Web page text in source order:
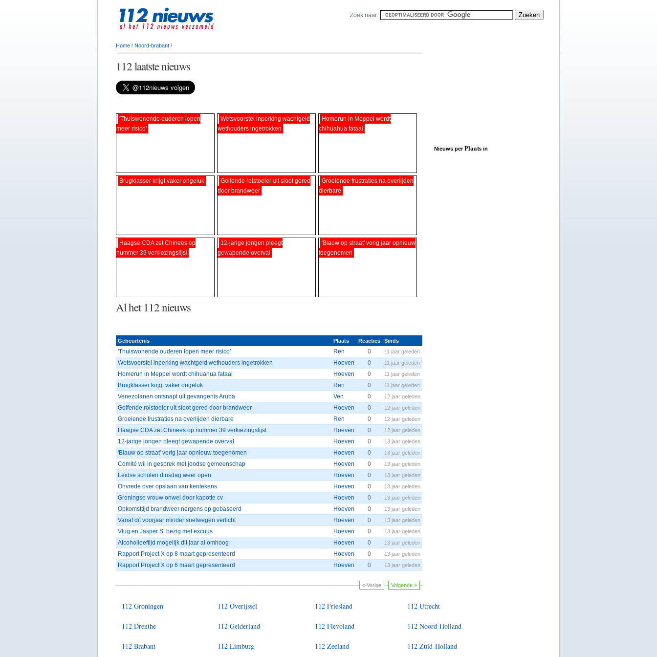
Zoek naar:
Home / Noord-brabant /
112 laatste nieuws
'Thuiswonende ouderen lopen
meer risico'
Wetsvoorstel inperking wachtgeld
wethouders ingetrokken
Homerun in Meppel wordt
chihuahua fataal
Brugklasser krijgt vaker ongeluk
Golfende rolstoeler uit sloot gered
door brandweer
Groeiende frustraties na overlijden
dierbare
Haagse CDA zet Chinees op
nummer 39 verkiezingslijst
12-jarige jongen pleegt
gewapende overval
'Blauw op straat' vorig jaar opnieuw
toegenomen
Al het 112 nieuws
Gebeurtenis Plaats Reacties Sinds
'Thuiswonende ouderen lopen meer risico' Ren 0 11 jaar geleden
Wetsvoorstel inperking wachtgeld wethouders ingetrokken Hoeven 0 11 jaar geleden
Homerun in Meppel wordt chihuahua fataal Hoeven 0 11 jaar geleden
Brugklasser krijgt vaker ongeluk Ren 0 11 jaar geleden
Venezolanen ontsnapt uit gevangenis Aruba Ven 0 12 jaar geleden
Golfende rolstoeler uit sloot gered door brandweer Hoeven 0 12 jaar geleden
Groeiende frustraties na overlijden dierbare Ren 0 12 jaar geleden
Haagse CDA zet Chinees op nummer 39 verkiezingslijst Hoeven 0 12 jaar geleden
12-jarige jongen pleegt gewapende overval Hoeven 0 13 jaar geleden
'Blauw op straat' vorig jaar opnieuw toegenomen Hoeven 0 13 jaar geleden
Comité wil in gesprek met joodse gemeenschap Hoeven 0 13 jaar geleden
Leidse scholen dinsdag weer open Hoeven 0 13 jaar geleden
Onvrede over opslaan van kentekens Hoeven 0 13 jaar geleden
Groningse vrouw onwel door kapotte cv Hoeven 0 13 jaar geleden
Opkomsttijd brandweer nergens op gebaseerd Hoeven 0 13 jaar geleden
Vanaf dit voorjaar minder snelwegen verlicht Hoeven 0 13 jaar geleden
Vlug en Jasper S. bezig met excuus Hoeven 0 13 jaar geleden
Alcoholleeftijd mogelijk dit jaar al omhoog Hoeven 0 13 jaar geleden
Rapport Project X op 8 maart gepresenteerd Hoeven 0 13 jaar geleden
Rapport Project X op 6 maart gepresenteerd Hoeven 0 13 jaar geleden
« Vorige Volgende »
Nieuws perPlaats in
112 Groningen 112 Overijssel 112 Friesland 112 Utrecht
112 Drenthe 112 Gelderland 112 Flevoland 112 Noord-Holland
112 Brabant 112 Limburg 112 Zeeland 112 Zuid-Holland